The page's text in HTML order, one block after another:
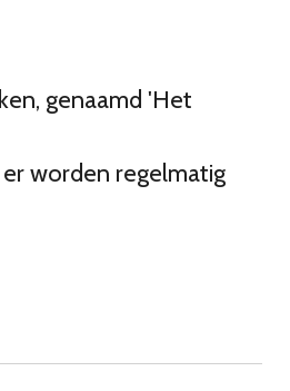
genaamd 'Het
worden regelmatig